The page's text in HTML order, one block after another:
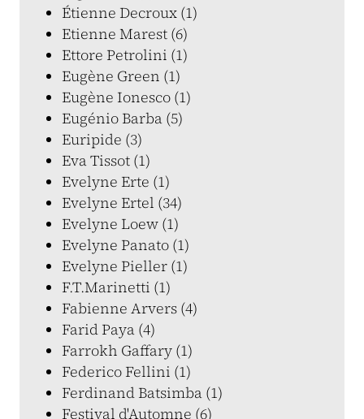
Étienne Decroux (1)
Etienne Marest (6)
Ettore Petrolini (1)
Eugène Green (1)
Eugène Ionesco (1)
Eugénio Barba (5)
Euripide (3)
Eva Tissot (1)
Evelyne Erte (1)
Evelyne Ertel (34)
Evelyne Loew (1)
Evelyne Panato (1)
Evelyne Pieller (1)
F.T.Marinetti (1)
Fabienne Arvers (4)
Farid Paya (4)
Farrokh Gaffary (1)
Federico Fellini (1)
Ferdinand Batsimba (1)
Festival d'Automne (6)